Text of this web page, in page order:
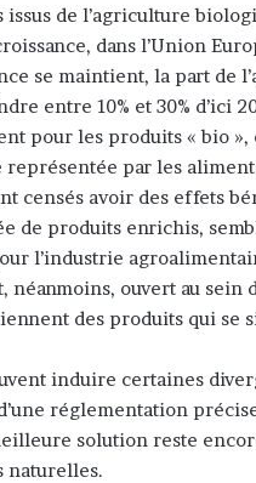
de l’agriculture
dans l’Union
se maintient, la part de
entre 10% et 30% d’ici
pour les produits « bio »,
par les
censés avoir des effets
de produits enrichis,
l’industrie
néanmoins, ouvert au
des produits qui
induire certaines
réglementation
solution reste
naturelles.